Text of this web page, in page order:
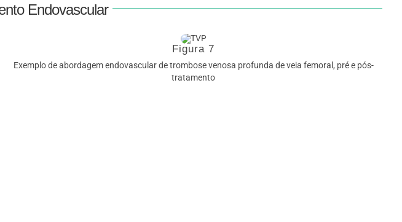
Endovascular
Figura 7
Exemplo de abordagem endovascular de trombose venosa profunda de veia femoral, pré e pós-
tratamento